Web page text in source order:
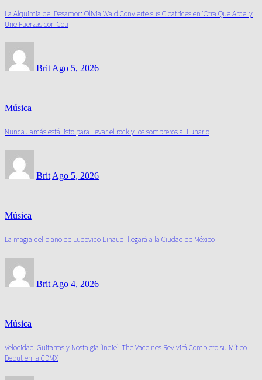
La Alquimia del Desamor: Olivia Wald Convierte sus Cicatrices en ‘Otra Que Arde’ y
Une Fuerzas con Coti
Brit Ago 5, 2026
Música
Nunca Jamás está listo para llevar el rock y los sombreros al Lunario
Brit Ago 5, 2026
Música
La magia del piano de Ludovico Einaudi llegará a la Ciudad de México
Brit Ago 4, 2026
Música
Velocidad, Guitarras y Nostalgia ‘Indie’: The Vaccines Revivirá Completo su Mítico
Debut en la CDMX